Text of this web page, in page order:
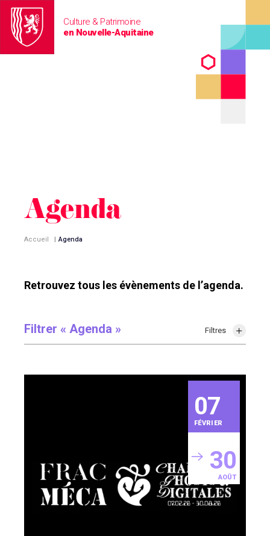
Culture & Patrimoine
en Nouvelle-Aquitaine
Agenda
Accueil | Agenda
Retrouvez tous les évènements de l’agenda.
Filtrer « Agenda » Filtres
07
FÉVRIER
30
AOÛT